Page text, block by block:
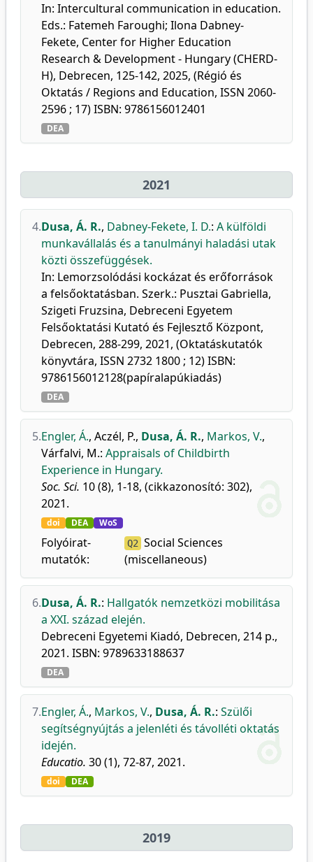
In: Intercultural communication in education.
Eds.: Fatemeh Faroughi; Ilona Dabney-
Fekete, Center for Higher Education
Research & Development - Hungary (CHERD-
H), Debrecen, 125-142, 2025, (Régió és
Oktatás / Regions and Education, ISSN 2060-
2596 ; 17) ISBN: 9786156012401
DEA
2021
4.Dusa, Á. R., Dabney-Fekete, I. D.: A külföldi
munkavállalás és a tanulmányi haladási utak
közti összefüggések.
In: Lemorzsolódási kockázat és erőforrások
a felsőoktatásban. Szerk.: Pusztai Gabriella,
Szigeti Fruzsina, Debreceni Egyetem
Felsőoktatási Kutató és Fejlesztő Központ,
Debrecen, 288-299, 2021, (Oktatáskutatók
könyvtára, ISSN 2732 1800 ; 12) ISBN:
9786156012128(papíralapúkiadás)
DEA
5.Engler, Á., Aczél, P., Dusa, Á. R., Markos, V.,
Várfalvi, M.: Appraisals of Childbirth
Experience in Hungary.
Soc. Sci. 10 (8), 1-18, (cikkazonosító: 302),
2021.
doi DEA WoS
Folyóirat-
mutatók:
Q2 Social Sciences
(miscellaneous)
6.Dusa, Á. R.: Hallgatók nemzetközi mobilitása
a XXI. század elején.
Debreceni Egyetemi Kiadó, Debrecen, 214 p.,
2021. ISBN: 9789633188637
DEA
7.Engler, Á., Markos, V., Dusa, Á. R.: Szülői
segítségnyújtás a jelenléti és távolléti oktatás
idején.
Educatio. 30 (1), 72-87, 2021.
doi DEA
2019